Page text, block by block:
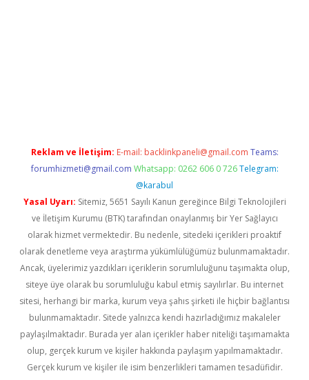
Reklam ve İletişim: E-mail: backlinkpaneli@gmail.com Teams:
forumhizmeti@gmail.com Whatsapp: 0262 606 0 726 Telegram:
@karabul
Yasal Uyarı: Sitemiz, 5651 Sayılı Kanun gereğince Bilgi Teknolojileri
ve İletişim Kurumu (BTK) tarafından onaylanmış bir Yer Sağlayıcı
olarak hizmet vermektedir. Bu nedenle, sitedeki içerikleri proaktif
olarak denetleme veya araştırma yükümlülüğümüz bulunmamaktadır.
Ancak, üyelerimiz yazdıkları içeriklerin sorumluluğunu taşımakta olup,
siteye üye olarak bu sorumluluğu kabul etmiş sayılırlar. Bu internet
sitesi, herhangi bir marka, kurum veya şahıs şirketi ile hiçbir bağlantısı
bulunmamaktadır. Sitede yalnızca kendi hazırladığımız makaleler
paylaşılmaktadır. Burada yer alan içerikler haber niteliği taşımamakta
olup, gerçek kurum ve kişiler hakkında paylaşım yapılmamaktadır.
Gerçek kurum ve kişiler ile isim benzerlikleri tamamen tesadüfidir.